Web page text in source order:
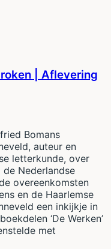
| Aflevering
Bomans
auteur en
letterkunde, over
Nederlandse
overeenkomsten
en de Haarlemse
een inkijkje in
‘De Werken’
met